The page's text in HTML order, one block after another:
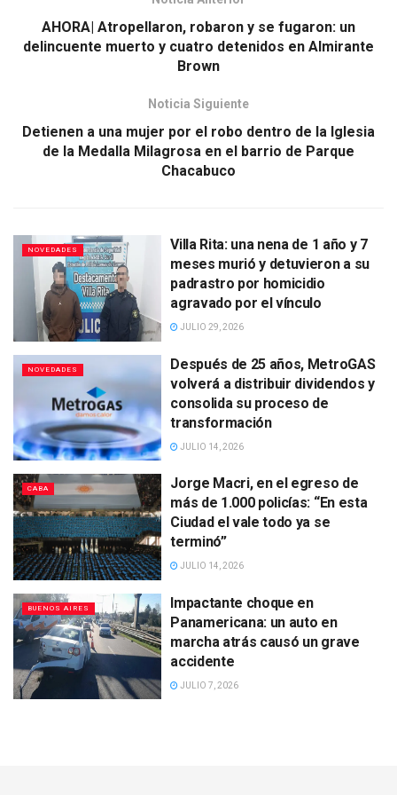
AHORA| Atropellaron, robaron y se fugaron: un
delincuente muerto y cuatro detenidos en Almirante
Brown
Noticia Siguiente
Detienen a una mujer por el robo dentro de la Iglesia
de la Medalla Milagrosa en el barrio de Parque
Chacabuco
NOVEDADES
Villa Rita: una nena de 1 año y 7
meses murió y detuvieron a su
padrastro por homicidio
agravado por el vínculo
JULIO 29, 2026
NOVEDADES
Después de 25 años, MetroGAS
volverá a distribuir dividendos y
consolida su proceso de
transformación
JULIO 14, 2026
CABA
Jorge Macri, en el egreso de
más de 1.000 policías: “En esta
Ciudad el vale todo ya se
terminó”
JULIO 14, 2026
BUENOS AIRES
Impactante choque en
Panamericana: un auto en
marcha atrás causó un grave
accidente
JULIO 7, 2026